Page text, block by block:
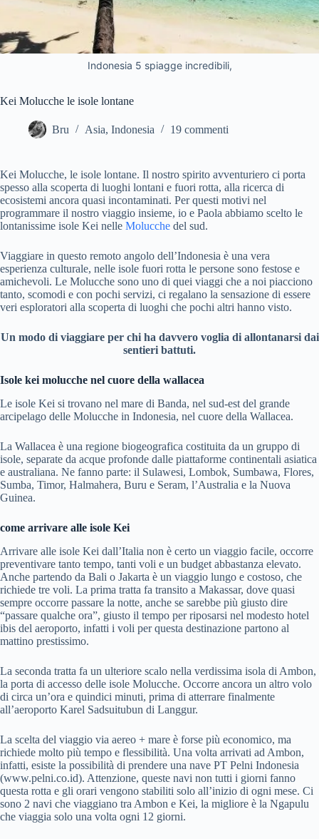
Indonesia 5 spiagge incredibili,
Kei Molucche le isole lontane
Bru Asia, Indonesia 19 commenti
Kei Molucche, le isole lontane. Il nostro spirito avventuriero ci porta
spesso alla scoperta di luoghi lontani e fuori rotta, alla ricerca di
ecosistemi ancora quasi incontaminati. Per questi motivi nel
programmare il nostro viaggio insieme, io e Paola abbiamo scelto le
lontanissime isole Kei nelle Molucche del sud.
Viaggiare in questo remoto angolo dell’Indonesia è una vera
esperienza culturale, nelle isole fuori rotta le persone sono festose e
amichevoli. Le Molucche sono uno di quei viaggi che a noi piacciono
tanto, scomodi e con pochi servizi, ci regalano la sensazione di essere
veri esploratori alla scoperta di luoghi che pochi altri hanno visto.
Un modo di viaggiare per chi ha davvero voglia di allontanarsi dai
sentieri battuti.
Isole kei molucche nel cuore della wallacea
Le isole Kei si trovano nel mare di Banda, nel sud-est del grande
arcipelago delle Molucche in Indonesia, nel cuore della Wallacea.
La Wallacea è una regione biogeografica costituita da un gruppo di
isole, separate da acque profonde dalle piattaforme continentali asiatica
e australiana. Ne fanno parte: il Sulawesi, Lombok, Sumbawa, Flores,
Sumba, Timor, Halmahera, Buru e Seram, l’Australia e la Nuova
Guinea.
come arrivare alle isole Kei
Arrivare alle isole Kei dall’Italia non è certo un viaggio facile, occorre
preventivare tanto tempo, tanti voli e un budget abbastanza elevato.
Anche partendo da Bali o Jakarta è un viaggio lungo e costoso, che
richiede tre voli. La prima tratta fa transito a Makassar, dove quasi
sempre occorre passare la notte, anche se sarebbe più giusto dire
“passare qualche ora”, giusto il tempo per riposarsi nel modesto hotel
ibis del aeroporto, infatti i voli per questa destinazione partono al
mattino prestissimo.
La seconda tratta fa un ulteriore scalo nella verdissima isola di Ambon,
la porta di accesso delle isole Molucche. Occorre ancora un altro volo
di circa un’ora e quindici minuti, prima di atterrare finalmente
all’aeroporto Karel Sadsuitubun di Langgur.
La scelta del viaggio via aereo + mare è forse più economico, ma
richiede molto più tempo e flessibilità. Una volta arrivati ad Ambon,
infatti, esiste la possibilità di prendere una nave PT Pelni Indonesia
(www.pelni.co.id). Attenzione, queste navi non tutti i giorni fanno
questa rotta e gli orari vengono stabiliti solo all’inizio di ogni mese. Ci
sono 2 navi che viaggiano tra Ambon e Kei, la migliore è la Ngapulu
che viaggia solo una volta ogni 12 giorni.